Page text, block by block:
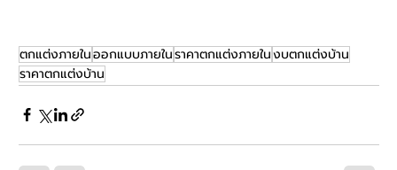
ตกแต่งภายในออกแบบภายในราคาตกแต่งภายในงบตกแต่งบ้าน
ราคาตกแต่งบ้าน